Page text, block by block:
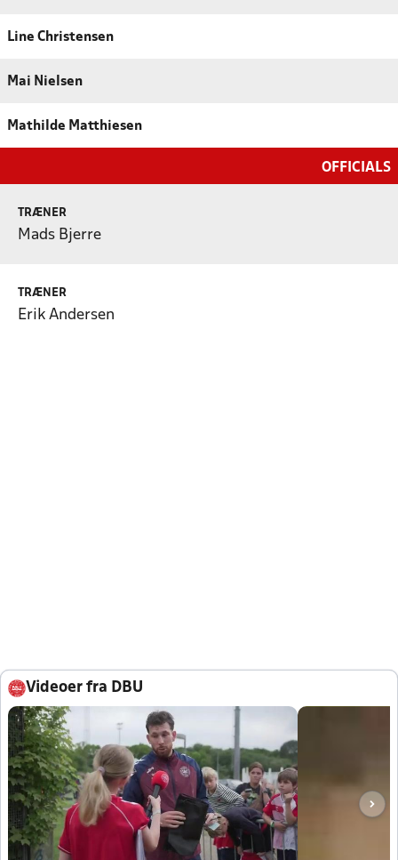
Line Christensen
Mai Nielsen
Mathilde Matthiesen
OFFICIALS
TRÆNER
Mads Bjerre
TRÆNER
Erik Andersen
Videoer fra DBU